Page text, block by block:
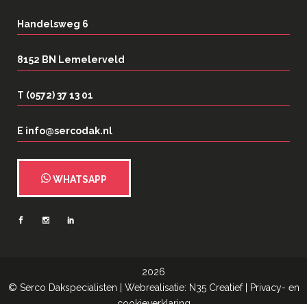
Handelsweg 6
8152 BN Lemelerveld
T (0572) 37 13 01
E info@sercodak.nl
WHATSAPP
2026
© Serco Dakspecialisten | Webrealisatie: N35 Creatief|
Privacy- en